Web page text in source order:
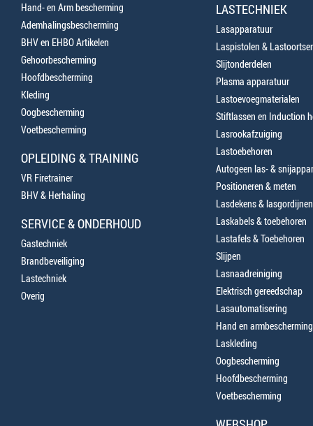
Hand- en Arm bescherming
Ademhalingsbescherming
BHV en EHBO Artikelen
Gehoorbescherming
Hoofdbescherming
Kleding
Oogbescherming
Voetbescherming
OPLEIDING & TRAINING
VR Firetrainer
BHV & Herhaling
SERVICE & ONDERHOUD
Gastechniek
Brandbeveiliging
Lastechniek
Overig
LASTECHNIEK
Lasapparatuur
Laspistolen &
Slijtonderdelen
Plasma apparatuur
Lastoevoegmaterialen
Stiftlassen en Induction
Lasrookafzuiging
Lastoebehoren
Autogeen las- &
Positioneren & meten
Lasdekens & lasgordijnen
Laskabels & toebehoren
Lastafels & Toebehoren
Slijpen
Lasnaadreiniging
Elektrisch gereedschap
Lasautomatisering
Hand en armbescherming
Laskleding
Oogbescherming
Hoofdbescherming
Voetbescherming